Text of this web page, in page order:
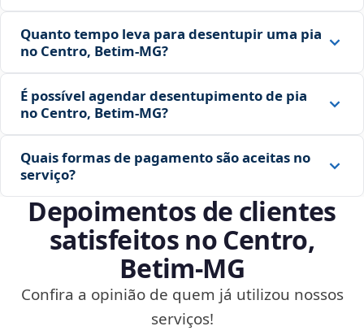
Quanto tempo leva para desentupir uma pia
no Centro, Betim‑MG?
É possível agendar desentupimento de pia
no Centro, Betim‑MG?
Quais formas de pagamento são aceitas no
serviço?
Depoimentos de clientes
satisfeitos no Centro,
Betim‑MG
Confira a opinião de quem já utilizou nossos
serviços!